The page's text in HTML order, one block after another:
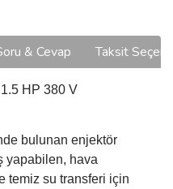
& Cevap Taksit
HP 380 V
bulunan enjektör
yapabilen, hava
temiz su transferi için